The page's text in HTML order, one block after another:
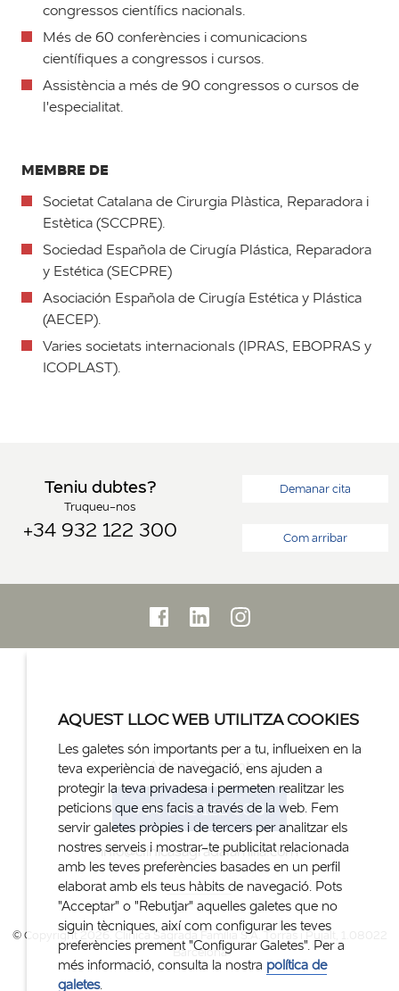
congressos científics nacionals.
Més de 60 conferències i comunicacions
científiques a congressos i cursos.
Assistència a més de 90 congressos o cursos de
l'especialitat.
MEMBRE DE
Societat Catalana de Cirurgia Plàstica, Reparadora i
Estètica (SCCPRE).
Sociedad Española de Cirugía Plástica, Reparadora
y Estética (SECPRE)
Asociación Española de Cirugía Estética y Plástica
(AECEP).
Varies societats internacionals (IPRAS, EBOPRAS y
ICOPLAST).
Teniu dubtes?
Truqueu-nos
+34 932 122 300
Demanar cita
Com arribar
Atenció al client
+34 932 122 300
info@clinicasagradafamilia.com
© Copyright 2026. Clinica Sagrada Família S.A. Torras i Pujalt, 1.08022
Barcelona
AQUEST LLOC WEB UTILITZA COOKIES
Les galetes són importants per a tu, influeixen en la
teva experiència de navegació, ens ajuden a
protegir la teva privadesa i permeten realitzar les
peticions que ens facis a través de la web. Fem
servir galetes pròpies i de tercers per analitzar els
nostres serveis i mostrar-te publicitat relacionada
amb les teves preferències basades en un perfil
elaborat amb els teus hàbits de navegació. Pots
"Acceptar" o "Rebutjar" aquelles galetes que no
siguin tècniques, així com configurar les teves
preferències prement "Configurar Galetes". Per a
més informació, consulta la nostra política de
galetes.